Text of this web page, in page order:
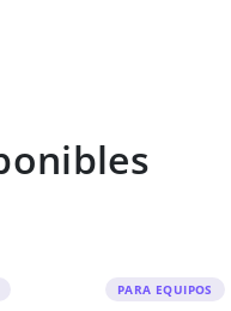
PARA EQUIPOS